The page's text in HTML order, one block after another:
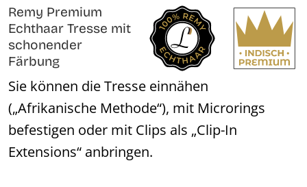
Remy Premium
Echthaar Tresse mit
schonender
Färbung
Sie können die Tresse einnähen
(„Afrikanische Methode“), mit Microrings
befestigen oder mit Clips als „Clip-In
Extensions“ anbringen.